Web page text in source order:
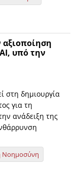
αξιοποίηση
υπό την
στη δημιουργία
για τη
ανάδειξη της
Νοημοσύνη